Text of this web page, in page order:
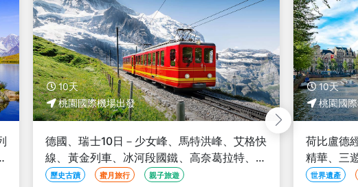
、艾格快
拉特、萊
10天
桃園國際機場出發
荷比盧德經典10日－六大世界遺產、西歐四國
精華、三遊船、羊角村、懸浮列車、科隆大教
堂、中華航空
世界遺產 歷史古蹟